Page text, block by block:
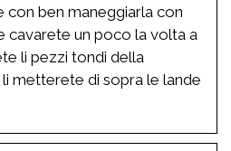
con ben maneggiarla con
cavarete un poco la volta a
li pezzi tondi della
li metterete di sopra le lande